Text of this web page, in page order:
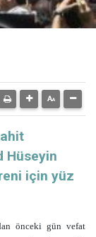
Hüseyin
için yüz
önceki gün vefat